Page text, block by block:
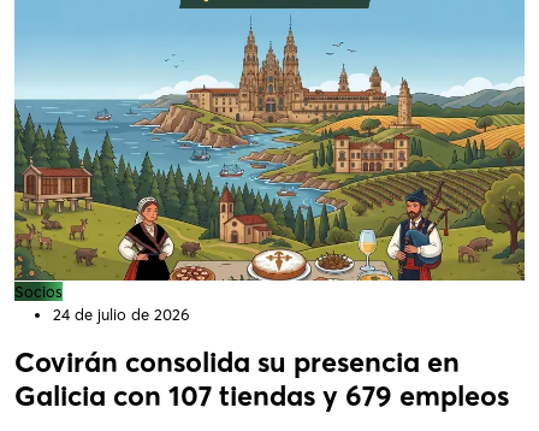
Socios
24 de julio de 2026
Covirán consolida su presencia en
Galicia con 107 tiendas y 679 empleos